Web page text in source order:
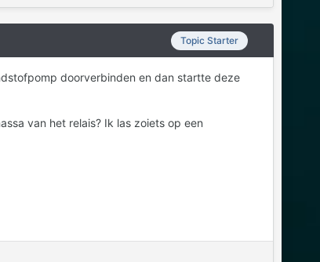
Topic Starter
doorverbinden en dan startte deze
van het relais? Ik las zoiets op een